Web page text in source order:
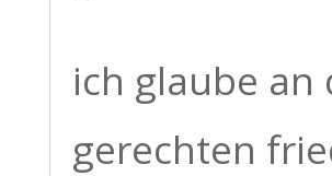
ich glaube an
gerechten